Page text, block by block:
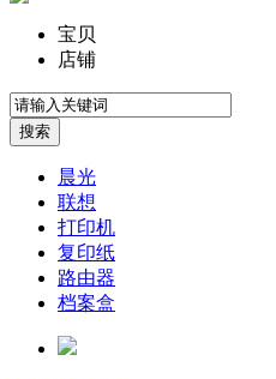
宝贝
店铺
晨光
联想
打印机
复印纸
路由器
档案盒